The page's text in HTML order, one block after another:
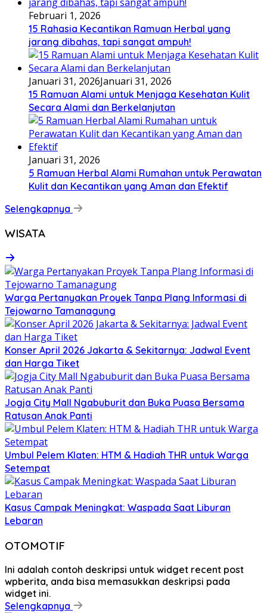
Februari 1, 2026
15 Rahasia Kecantikan Ramuan Herbal yang
jarang dibahas, tapi sangat ampuh!
Januari 31, 2026Januari 31, 2026
15 Ramuan Alami untuk Menjaga Kesehatan Kulit
Secara Alami dan Berkelanjutan
Januari 31, 2026
5 Ramuan Herbal Alami Rumahan untuk Perawatan
Kulit dan Kecantikan yang Aman dan Efektif
Selengkapnya
WISATA
Warga Pertanyakan Proyek Tanpa Plang Informasi di
Tejowarno Tamanagung
Konser April 2026 Jakarta & Sekitarnya: Jadwal Event
dan Harga Tiket
Jogja City Mall Ngabuburit dan Buka Puasa Bersama
Ratusan Anak Panti
Umbul Pelem Klaten: HTM & Hadiah THR untuk Warga
Setempat
Kasus Campak Meningkat: Waspada Saat Liburan
Lebaran
OTOMOTIF
Ini adalah contoh deskripsi untuk widget recent post
wpberita, anda bisa memasukkan deskripsi pada
widget ini.
Selengkapnya